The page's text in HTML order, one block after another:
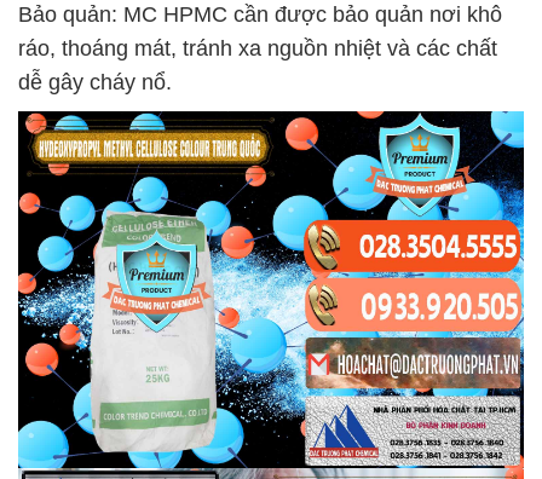
Bảo quản: MC HPMC cần được bảo quản nơi khô
ráo, thoáng mát, tránh xa nguồn nhiệt và các chất
dễ gây cháy nổ.